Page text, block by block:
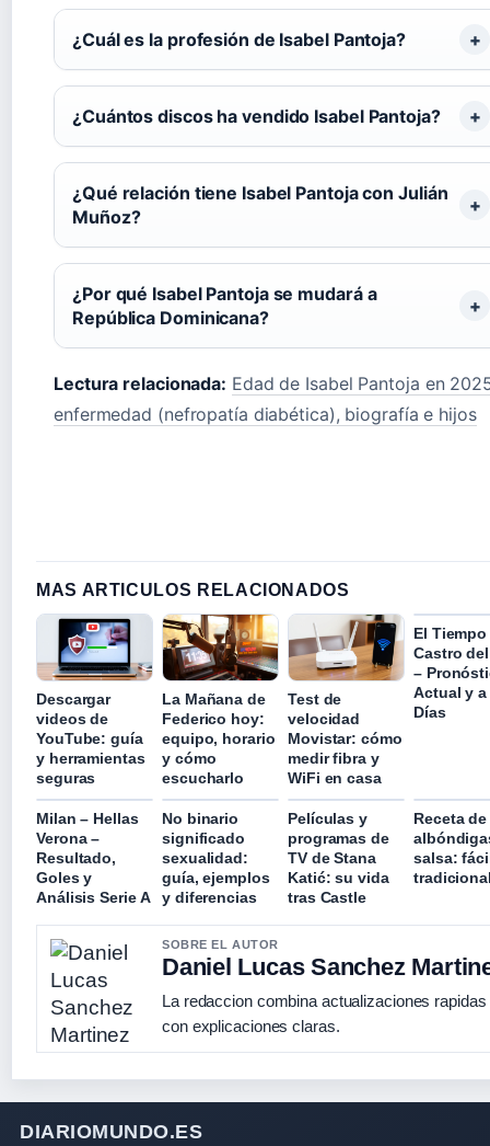
¿Cuál es la profesión de Isabel Pantoja?
¿Cuántos discos ha vendido Isabel Pantoja?
¿Qué relación tiene Isabel Pantoja con Julián
Muñoz?
¿Por qué Isabel Pantoja se mudará a
República Dominicana?
Lectura relacionada: Edad de Isabel Pantoja en
enfermedad (nefropatía diabética), biografía e hijos
MAS ARTICULOS RELACIONADOS
Descargar
videos de
YouTube: guía
y herramientas
seguras
La Mañana de
Federico hoy:
equipo, horario
y cómo
escucharlo
Test de
velocidad
Movistar: cómo
medir fibra y
WiFi en casa
El
Castro
–
Actual y a
Días
Milan – Hellas
Verona –
Resultado,
Goles y
Análisis Serie A
No binario
significado
sexualidad:
guía, ejemplos
y diferencias
Películas y
programas de
TV de Stana
Katić: su vida
tras Castle
Receta de
salsa:
SOBRE EL AUTOR
Daniel Lucas Sanchez
La redaccion combina actualizaciones rapidas
con explicaciones claras.
DIARIOMUNDO.ES